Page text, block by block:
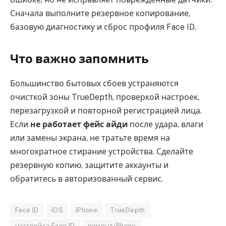
Сначала выполните резервное копирование,
базовую диагностику и сброс профиля Face ID.
Что важно запомнить
Большинство бытовых сбоев устраняются
очисткой зоны TrueDepth, проверкой настроек,
перезагрузкой и повторной регистрацией лица.
Если не работает фейс айди после удара, влаги
или замены экрана, не тратьте время на
многократное стирание устройства. Сделайте
резервную копию, защитите аккаунты и
обратитесь в авторизованный сервис.
Face ID iOS iPhone TrueDepth